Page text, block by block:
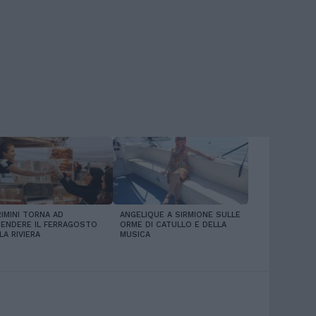
TORNA AD
IL FERRAGOSTO
RIVIERA
ANGELIQUE A SIRMIONE SULLE
ORME DI CATULLO E DELLA
MUSICA